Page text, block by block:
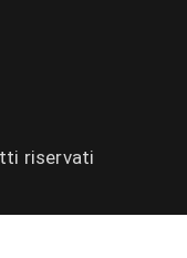
riservati